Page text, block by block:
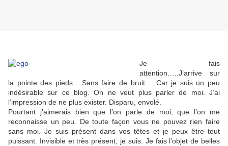
Je fais
attention…..J’arrive sur
la pointe des pieds….Sans faire de bruit…..Car je suis un peu
indésirable sur ce blog. On ne veut plus parler de moi. J’ai
l’impression de ne plus exister. Disparu, envolé.
Pourtant j’aimerais bien que l’on parle de moi, que l’on me
reconnaisse un peu. De toute façon vous ne pouvez rien faire
sans moi. Je suis présent dans vos têtes et je peux être tout
puissant. Invisible et très présent, je suis. Je fais l’objet de belles